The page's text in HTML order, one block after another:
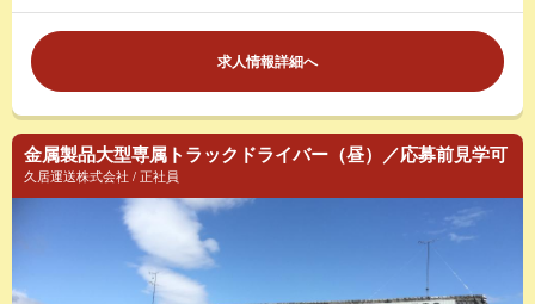
求人情報詳細へ
金属製品大型専属トラックドライバー（昼）／応募前見学可
久居運送株式会社 / 正社員